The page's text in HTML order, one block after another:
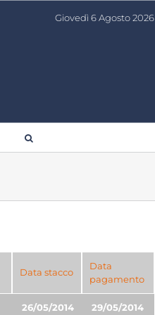
Giovedì 6 Agosto 2026
Data stacco
Data
pagamento
26/05/2014 29/05/2014